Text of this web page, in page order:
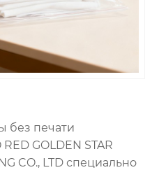
без печати
GOLDEN STAR
CO., LTD специально